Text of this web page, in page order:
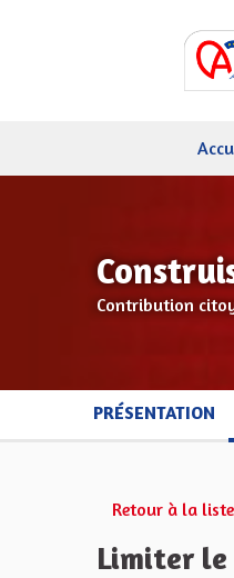
Contribution
PRÉSENTATION
Retour à la liste
Limiter